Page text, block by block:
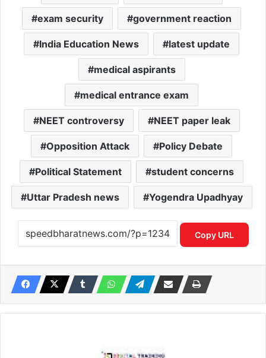
exam security government reaction
India Education News latest update
medical aspirants
medical entrance exam
NEET controversy NEET paper leak
Opposition Attack Policy Debate
Political Statement student concerns
Uttar Pradesh news Yogendra Upadhyay
Copy URL